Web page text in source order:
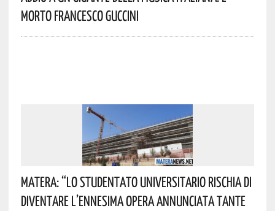
Morto Francesco Guccini
Matera: “Lo Studentato Universitario Rischia Di
Diventare L’ennesima Opera Annunciata Tante